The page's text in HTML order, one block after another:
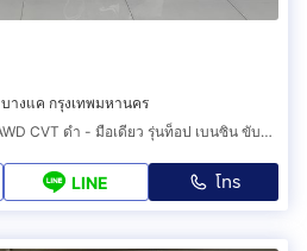
บางแค กรุงเทพมหานคร
2019 Honda CR-V G5 2.4 EL AWD CVT ดำ - มือเดียว รุ่นท็อป เบนซิน ขับ4 7ที่นั่ง honda crvมือ2 4x4 4WD SUV รถสวย รถบ้าน เจ้าของขายเอง ฟรีดาวน์
LINE โทร